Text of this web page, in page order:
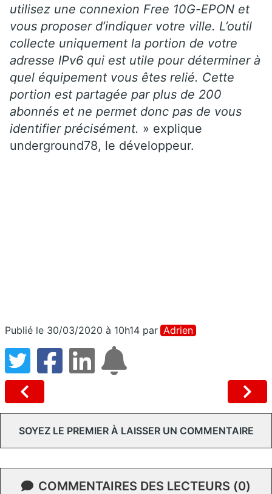
utilisez une connexion Free 10G-EPON et
vous proposer d’indiquer votre ville. L’outil
collecte uniquement la portion de votre
adresse IPv6 qui est utile pour déterminer à
quel équipement vous êtes relié. Cette
portion est partagée par plus de 200
abonnés et ne permet donc pas de vous
identifier précisément. » explique
underground78, le développeur.
Publié le 30/03/2020 à 10h14 par Adrien
SOYEZ LE PREMIER À LAISSER UN COMMENTAIRE
COMMENTAIRES DES LECTEURS (0)